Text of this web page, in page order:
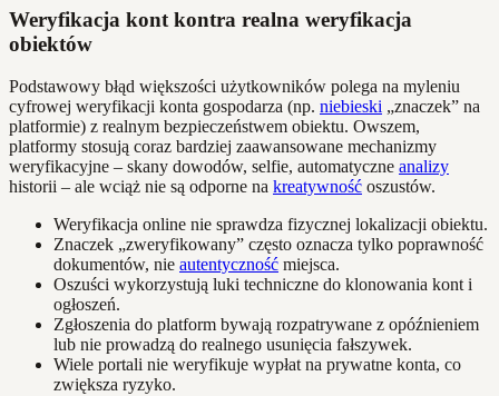
Weryfikacja kont kontra realna weryfikacja
obiektów
Podstawowy błąd większości użytkowników polega na myleniu
cyfrowej weryfikacji konta gospodarza (np. niebieski „znaczek” na
platformie) z realnym bezpieczeństwem obiektu. Owszem,
platformy stosują coraz bardziej zaawansowane mechanizmy
weryfikacyjne – skany dowodów, selfie, automatyczne analizy
historii – ale wciąż nie są odporne na kreatywność oszustów.
Weryfikacja online nie sprawdza fizycznej lokalizacji obiektu.
Znaczek „zweryfikowany” często oznacza tylko poprawność
dokumentów, nie autentyczność miejsca.
Oszuści wykorzystują luki techniczne do klonowania kont i
ogłoszeń.
Zgłoszenia do platform bywają rozpatrywane z opóźnieniem
lub nie prowadzą do realnego usunięcia fałszywek.
Wiele portali nie weryfikuje wypłat na prywatne konta, co
zwiększa ryzyko.